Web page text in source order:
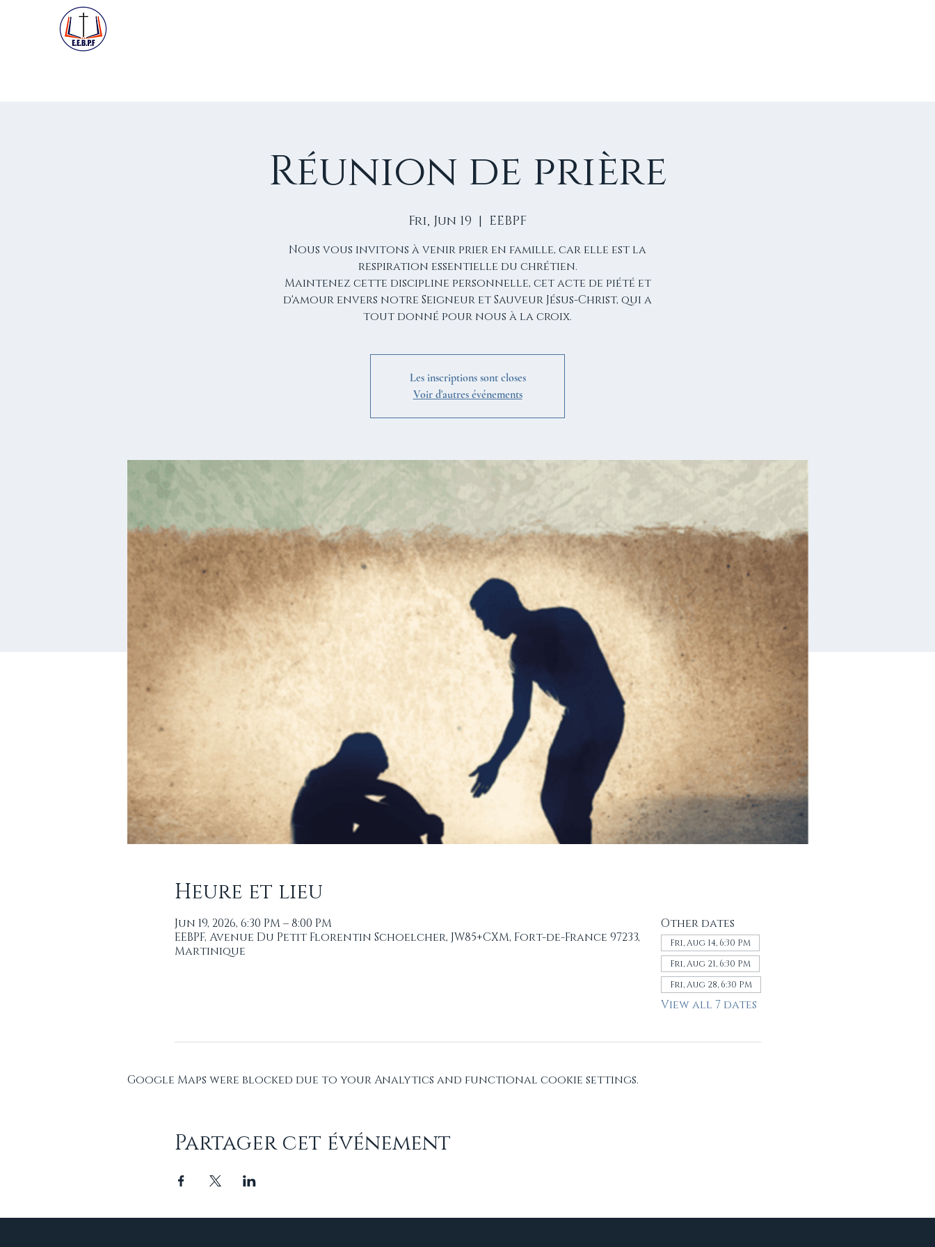
Réunion de prière
Fri, Jun 19
  |
EEBPF
Nous vous invitons à venir prier en famille, car elle est la
respiration essentielle du chrétien.
Maintenez cette discipline personnelle, cet acte de piété et
d'amour envers notre Seigneur et Sauveur Jésus-Christ, qui a
tout donné pour nous à la croix.
Les inscriptions sont closes
Voir d'autres événements
Heure et lieu
Jun 19, 2026, 6:30 PM – 8:00 PM
EEBPF, Avenue Du Petit Florentin Schoelcher, JW85+CXM, Fort-de-France 97233,
Martinique
Other dates
Fri, Aug 14, 6:30 PM
Fri, Aug 21, 6:30 PM
Fri, Aug 28, 6:30 PM
View all 7 dates
Google Maps were blocked due to your Analytics and functional cookie settings.
Partager cet événement